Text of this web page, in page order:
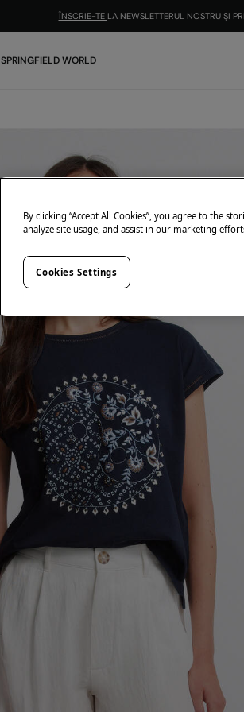
ÎNSCRIE-TE LA NEWSLETTERUL NOSTRU ȘI
SPRINGFIELD WORLD
By clicking “Accept All Cookies”, you agree to the
analyze site usage, and assist in our marketing
Cookies Settings